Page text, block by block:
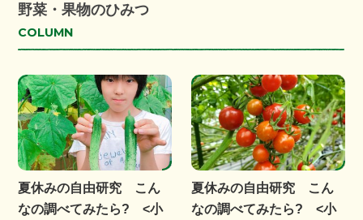
野菜・果物のひみつ
COLUMN
夏休みの自由研究 こん
なの調べてみたら? <小
夏休みの自由研究 こん
なの調べてみたら? <小